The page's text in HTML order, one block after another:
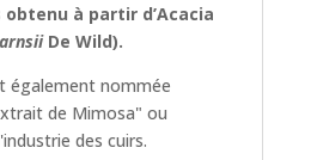
à partir d’Acacia
De Wild).
également nommée
de Mimosa" ou
des cuirs.